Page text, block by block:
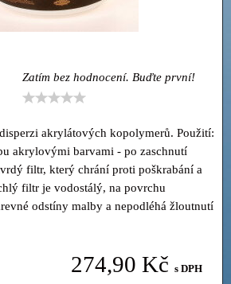
Zatím bez hodnocení. Buďte první!
akrylátových kopolymerů. Použití:
akrylovými barvami - po zaschnutí
filtr, který chrání proti poškrabání a
filtr je vodostálý, na povrchu
odstíny malby a nepodléhá žloutnutí
274,90 Kč s DPH